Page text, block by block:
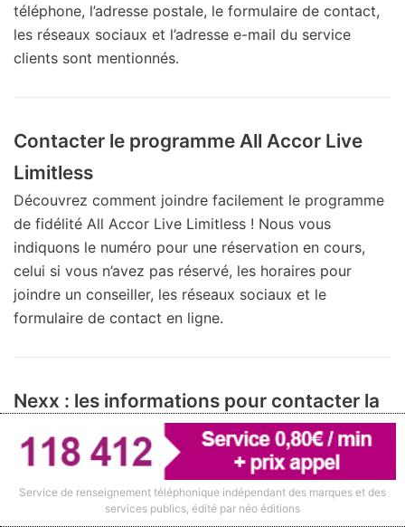
Service de renseignement téléphonique indépendant des marques et des
services publics, édité par néo éditions
téléphone, l’adresse postale, le formulaire de contact,
les réseaux sociaux et l’adresse e-mail du service
clients sont mentionnés.
Contacter le programme All Accor Live
Limitless
Découvrez comment joindre facilement le programme
de fidélité All Accor Live Limitless ! Nous vous
indiquons le numéro pour une réservation en cours,
celui si vous n’avez pas réservé, les horaires pour
joindre un conseiller, les réseaux sociaux et le
formulaire de contact en ligne.
Nexx : les informations pour contacter la
marque
Toutes les informations nécessaires pour contacter la
marque de casques portugaise Nexx : le numéro de
téléphone du service clients, la FAQ, les adresses e-